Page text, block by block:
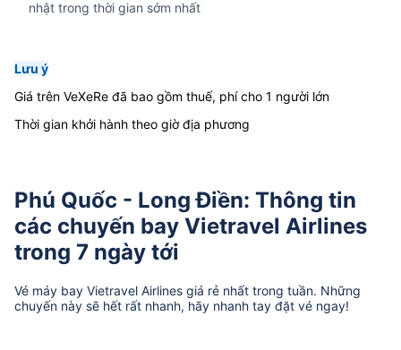
nhật trong thời gian sớm nhất
Lưu ý
Giá trên VeXeRe đã bao gồm thuế, phí cho 1 người lớn
Thời gian khởi hành theo giờ địa phương
Phú Quốc - Long Điền: Thông tin
các chuyến bay Vietravel Airlines
trong 7 ngày tới
Vé máy bay Vietravel Airlines giá rẻ nhất trong tuần. Những
chuyến này sẽ hết rất nhanh, hãy nhanh tay đặt vé ngay!